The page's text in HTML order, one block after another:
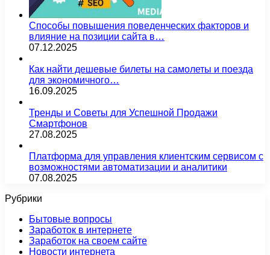
Способы повышения поведенческих факторов и
влияние на позиции сайта в…
07.12.2025
Как найти дешевые билеты на самолеты и поезда
для экономичного…
16.09.2025
Тренды и Советы для Успешной Продажи
Смартфонов
27.08.2025
Платформа для управления клиентским сервисом с
возможностями автоматизации и аналитики
07.08.2025
Рубрики
Бытовые вопросы
Заработок в интернете
Заработок на своем сайте
Новости интернета